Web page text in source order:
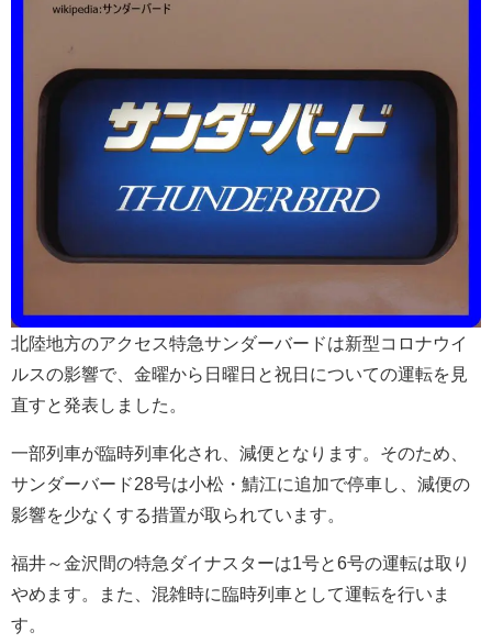
北陸地方のアクセス特急サンダーバードは新型コロナウイ
ルスの影響で、金曜から日曜日と祝日についての運転を見
直すと発表しました。
一部列車が臨時列車化され、減便となります。そのため、
サンダーバード28号は小松・鯖江に追加で停車し、減便の
影響を少なくする措置が取られています。
福井～金沢間の特急ダイナスターは1号と6号の運転は取り
やめます。また、混雑時に臨時列車として運転を行いま
す。